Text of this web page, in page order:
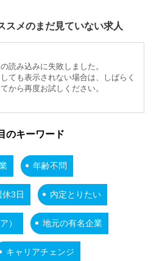
スメのまだ見ていない求人
読み込みに失敗しました。
ても表示されない場合は、しばらく
から再度お試しください。
のキーワード
年齢不問
休3日 内定とりたい
） 地元の有名企業
キャリアチェンジ